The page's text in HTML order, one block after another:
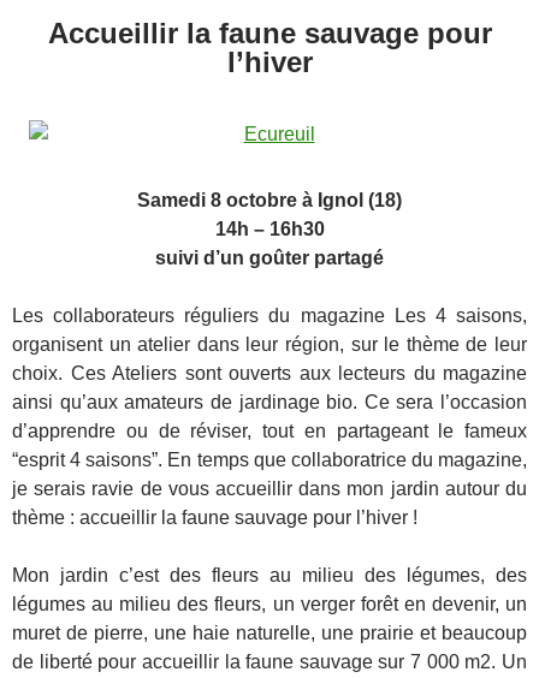
Accueillir la faune sauvage pour
l’hiver
Samedi 8 octobre à Ignol (18)
14h – 16h30
suivi d’un goûter partagé
Les collaborateurs réguliers du magazine Les 4 saisons,
organisent un atelier dans leur région, sur le thème de leur
choix. Ces Ateliers sont ouverts aux lecteurs du magazine
ainsi qu’aux amateurs de jardinage bio. Ce sera l’occasion
d’apprendre ou de réviser, tout en partageant le fameux
“esprit 4 saisons”. En temps que collaboratrice du magazine,
je serais ravie de vous accueillir dans mon jardin autour du
thème : accueillir la faune sauvage pour l’hiver !
Mon jardin c’est des fleurs au milieu des légumes, des
légumes au milieu des fleurs, un verger forêt en devenir, un
muret de pierre, une haie naturelle, une prairie et beaucoup
de liberté pour accueillir la faune sauvage sur 7 000 m2. Un